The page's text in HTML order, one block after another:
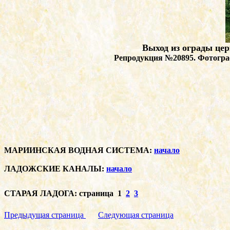
Выход из ограды
Репродукция №20895.
МАРИИНСКАЯ ВОДНАЯ СИСТЕМА: начало
ЛАДОЖСКИЕ КАНАЛЫ: начало
СТАРАЯ ЛАДОГА: страница 1 2 3
Предыдущая страница Следующая страница